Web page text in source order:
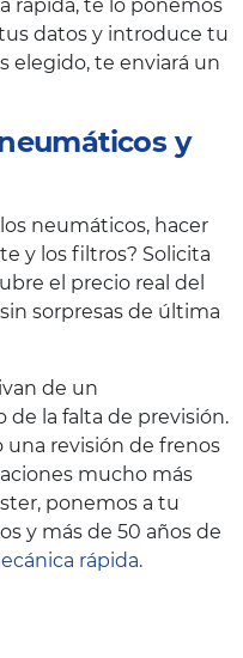
rápida, te lo ponemos
datos y introduce tu
elegido, te enviará un
y
neumáticos, hacer
y los filtros? Solicita
el precio real del
sorpresas de última
de un
la falta de previsión.
revisión de frenos
mucho más
ponemos a tu
y más de 50 años de
rápida.